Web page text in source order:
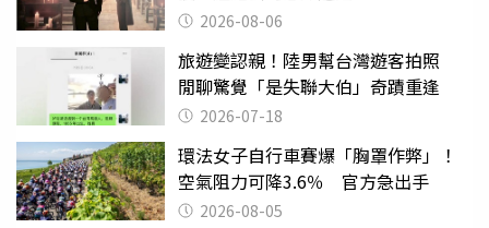
2026-08-06
旅遊變認親！陸男幫台灣遊客拍照
閒聊驚覺「是失聯大伯」奇蹟重逢
2026-07-18
環法女子自行車賽爆「胸罩作弊」！
空氣阻力可降3.6％ 官方急出手
2026-08-05